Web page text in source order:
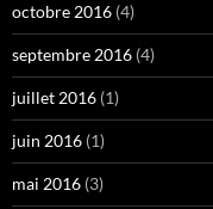
octobre 2016 (4)
septembre 2016 (4)
juillet 2016 (1)
juin 2016 (1)
mai 2016 (3)